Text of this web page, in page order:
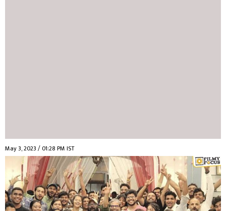
May 3, 2023 / 01:28 PM IST